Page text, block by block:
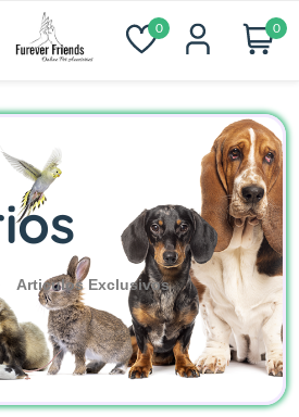
0 0
Articulos Exclusivos